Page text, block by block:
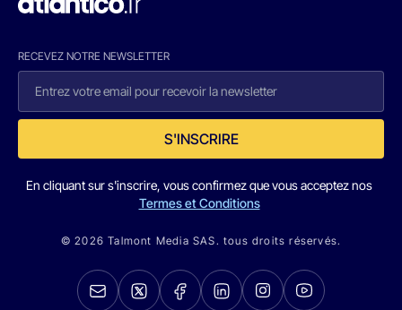
RECEVEZ NOTRE NEWSLETTER
S'INSCRIRE
En cliquant sur s'inscrire, vous confirmez que vous acceptez nos
Termes et Conditions
© 2026 Talmont Media SAS. tous droits réservés.